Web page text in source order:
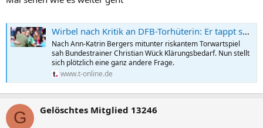
Wirbel nach Kritik an DFB-Torhüterin: Er tappt schon wieder in dieselbe Falle
Nach Ann-Katrin Bergers mitunter riskantem Torwartspiel
sah Bundestrainer Christian Wück Klärungsbedarf. Nun stellt
sich plötzlich eine ganz andere Frage.
www.t-online.de
G Gelöschtes Mitglied 13246